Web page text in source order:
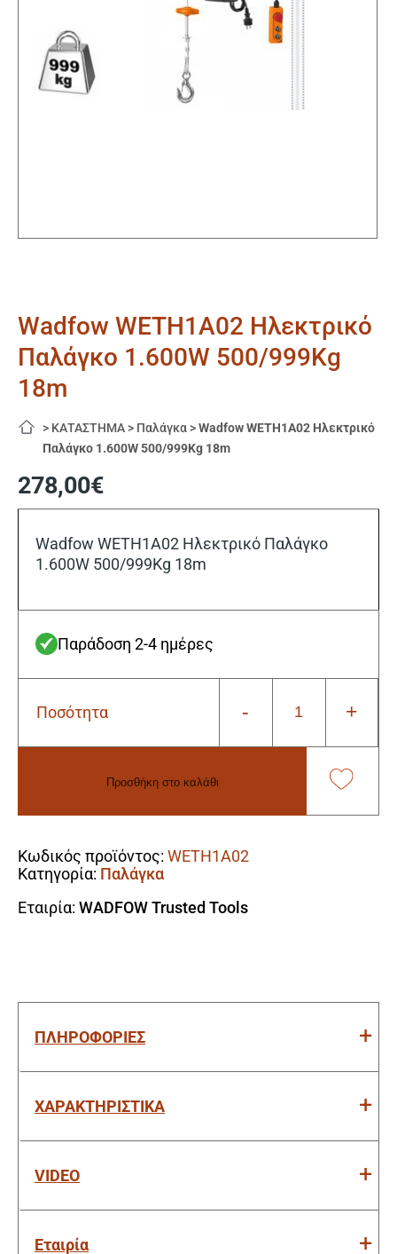
Wadfow WETH1A02 Ηλεκτρικό
Παλάγκο 1.600W 500/999Kg
18m
> ΚΑΤΑΣΤΗΜΑ > Παλάγκα >Wadfow WETH1A02 Ηλεκτρικό
Παλάγκο 1.600W 500/999Kg 18m
278,00€
Wadfow WETH1A02 Ηλεκτρικό Παλάγκο
1.600W 500/999Kg 18m
Παράδοση 2-4 ημέρες
Ποσότητα -
Wadfow
ποσότητα
+
Προσθήκη στο καλάθι
Κωδικός προϊόντος: WETH1A02
Κατηγορία: Παλάγκα
Εταιρία: WADFOW Trusted Tools
ΠΛΗΡΟΦΟΡΙΕΣ
ΧΑΡΑΚΤΗΡΙΣΤΙΚΑ
VIDEO
Εταιρία